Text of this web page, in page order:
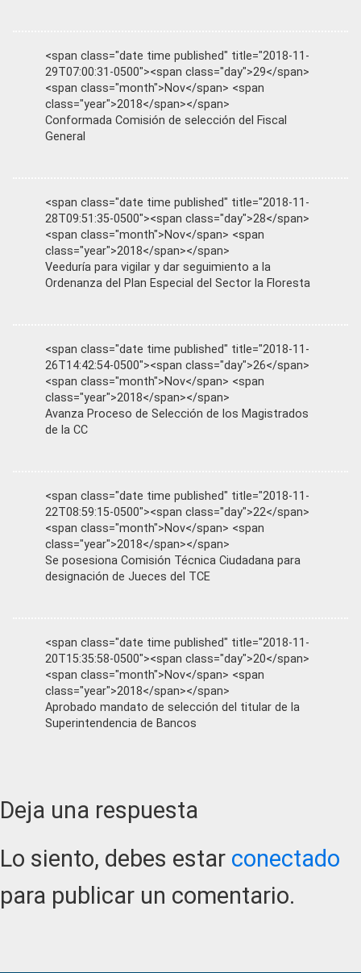
<span class="date time published" title="2018-11-
29T07:00:31-0500"><span class="day">29</span>
<span class="month">Nov</span> <span
class="year">2018</span></span>
Conformada Comisión de selección del Fiscal
General
<span class="date time published" title="2018-11-
28T09:51:35-0500"><span class="day">28</span>
<span class="month">Nov</span> <span
class="year">2018</span></span>
Veeduría para vigilar y dar seguimiento a la
Ordenanza del Plan Especial del Sector la Floresta
<span class="date time published" title="2018-11-
26T14:42:54-0500"><span class="day">26</span>
<span class="month">Nov</span> <span
class="year">2018</span></span>
Avanza Proceso de Selección de los Magistrados
de la CC
<span class="date time published" title="2018-11-
22T08:59:15-0500"><span class="day">22</span>
<span class="month">Nov</span> <span
class="year">2018</span></span>
Se posesiona Comisión Técnica Ciudadana para
designación de Jueces del TCE
<span class="date time published" title="2018-11-
20T15:35:58-0500"><span class="day">20</span>
<span class="month">Nov</span> <span
class="year">2018</span></span>
Aprobado mandato de selección del titular de la
Superintendencia de Bancos
Reader
Interactions
Deja una respuesta
Lo siento, debes estar conectado
para publicar un comentario.